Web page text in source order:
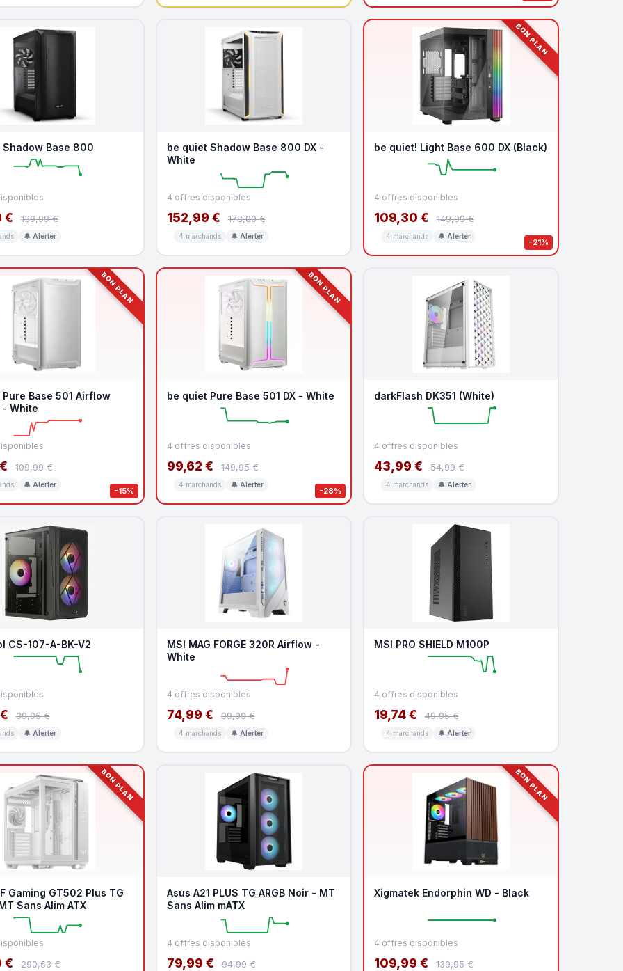
Shadow Base 800
€ 139,99 €
🔔 Alerter
be quiet Shadow Base 800 DX -
White
4 offres disponibles
152,99 € 178,00 €
4 marchands 🔔 Alerter
BON PLAN
-21%
be quiet! Light Base 600 DX (Black)
4 offres disponibles
109,30 € 149,99 €
4 marchands 🔔 Alerter
BON PLAN
-15%
Base 501 Airflow
White
109,99 €
🔔 Alerter
BON PLAN
-28%
be quiet Pure Base 501 DX - White
4 offres disponibles
99,62 € 149,95 €
4 marchands 🔔 Alerter
darkFlash DK351 (White)
4 offres disponibles
43,99 € 54,99 €
4 marchands 🔔 Alerter
CS-107-A-BK-V2
39,95 €
🔔 Alerter
MSI MAG FORGE 320R Airflow -
White
4 offres disponibles
74,99 € 99,99 €
4 marchands 🔔 Alerter
MSI PRO SHIELD M100P
4 offres disponibles
19,74 € 49,95 €
4 marchands 🔔 Alerter
BON PLAN
Gaming GT502 Plus TG
Sans Alim ATX
€ 290,63 €
Asus A21 PLUS TG ARGB Noir - MT
Sans Alim mATX
4 offres disponibles
79,99 € 94,99 €
BON PLAN
Xigmatek Endorphin WD - Black
4 offres disponibles
109,99 € 139,95 €